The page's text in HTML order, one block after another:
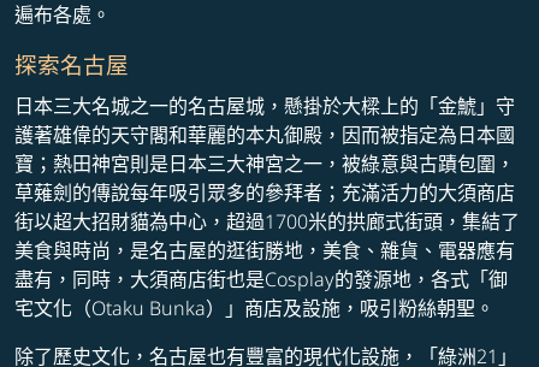
遍布各處。
探索名古屋
日本三大名城之一的名古屋城，懸掛於大樑上的「金鯱」守
護著雄偉的天守閣和華麗的本丸御殿，因而被指定為日本國
寶；熱田神宮則是日本三大神宮之一，被綠意與古蹟包圍，
草薙劍的傳說每年吸引眾多的參拜者；充滿活力的大須商店
街以超大招財貓為中心，超過1700米的拱廊式街頭，集結了
美食與時尚，是名古屋的逛街勝地，美食、雜貨、電器應有
盡有，同時，大須商店街也是Cosplay的發源地，各式「御
宅文化（Otaku Bunka）」商店及設施，吸引粉絲朝聖。
除了歷史文化，名古屋也有豐富的現代化設施，「綠洲21」